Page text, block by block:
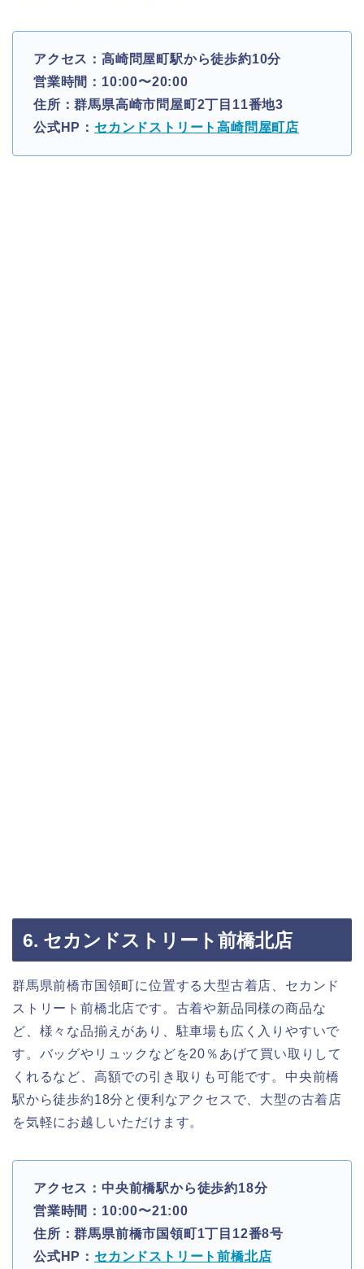
アクセス：高崎問屋町駅から徒歩約10分
営業時間：10:00〜20:00
住所：群馬県高崎市問屋町2丁目11番地3
公式HP： セカンドストリート高崎問屋町店
6. セカンドストリート前橋北店
群馬県前橋市国領町に位置する大型古着店、セカンド
ストリート前橋北店です。古着や新品同様の商品な
ど、様々な品揃えがあり、駐車場も広く入りやすいで
す。バッグやリュックなどを20％あげて買い取りして
くれるなど、高額での引き取りも可能です。中央前橋
駅から徒歩約18分と便利なアクセスで、大型の古着店
を気軽にお越しいただけます。
アクセス：中央前橋駅から徒歩約18分
営業時間：10:00〜21:00
住所：群馬県前橋市国領町1丁目12番8号
公式HP： セカンドストリート前橋北店